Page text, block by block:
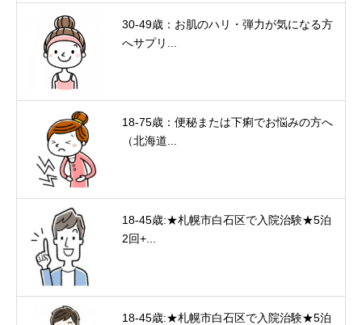
30-49歳：お肌のハリ・弾力が気になる方
へサプリ...
18-75歳：便秘または下痢でお悩みの方へ
（北海道...
18-45歳:★札幌市白石区で入院治験★5泊
2回+...
18-45歳:★札幌市白石区で入院治験★5泊